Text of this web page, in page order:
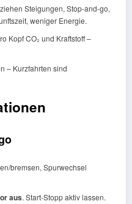
Steigungen, Stop-and-go,
weniger Energie.
Kopf CO₂ und Kraftstoff –
– Kurzfahrten sind
bremsen, Spurwechsel
aus. Start-Stopp aktiv lassen.